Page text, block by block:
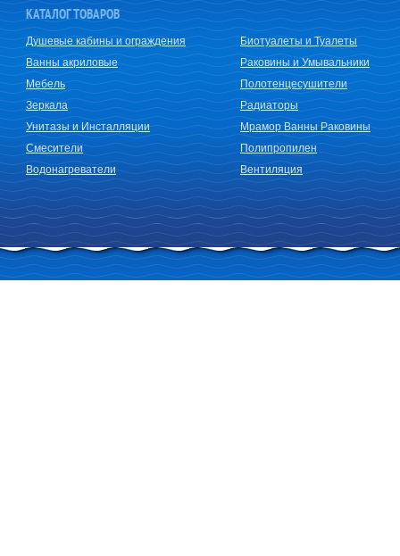
КАТАЛОГ ТОВАРОВ
Душевые кабины и ограждения
Ванны акриловые
Мебель
Зеркала
Унитазы и Инсталляции
Смесители
Водонагреватели
Биотуалеты и Туалеты
Раковины и Умывальники
Полотенцесушители
Радиаторы
Мрамор Ванны Раковины
Полипропилен
Вентиляция